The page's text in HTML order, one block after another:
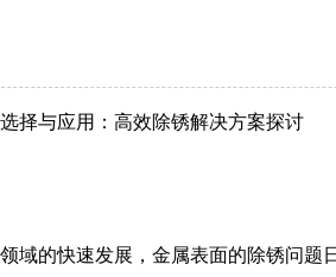
择与应用：高效除锈解决方案探讨
域的快速发展，金属表面的除锈问